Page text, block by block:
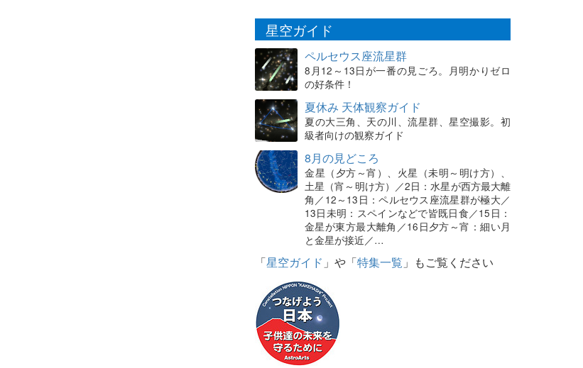
星空ガイド
ペルセウス座流星群
8月12～13日が一番の見ごろ。月明かりゼロ
の好条件！
夏休み 天体観察ガイド
夏の大三角、天の川、流星群、星空撮影。初
級者向けの観察ガイド
8月の見どころ
金星（夕方～宵）、火星（未明～明け方）、
土星（宵～明け方）／2日：水星が西方最大離
角／12～13日：ペルセウス座流星群が極大／
13日未明：スペインなどで皆既日食／15日：
金星が東方最大離角／16日夕方～宵：細い月
と金星が接近／…
「星空ガイド 」や「特集一覧 」もご覧ください